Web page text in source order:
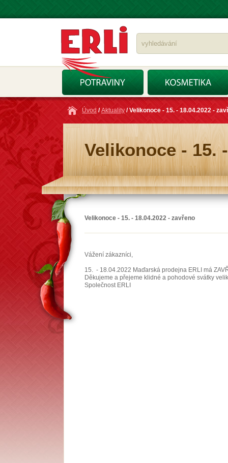
Úvod /Aktuality / Velikonoce - 15. - 18.04.2022 -
Velikonoce - 15.
Velikonoce - 15. - 18.04.2022 - zavřeno
Vážení zákazníci,
15. - 18.04.2022 Maďarská prodejna ERLI má
Děkujeme a přejeme klidné a pohodové svátky
Společnost ERLI